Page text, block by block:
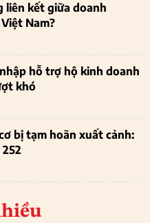
liên kết giữa doanh
Nam?
hỗ trợ hộ kinh doanh
khó
bị tạm hoãn xuất cảnh: